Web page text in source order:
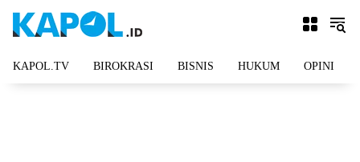
KAPOL.TV BIROKRASI BISNIS HUKUM OPINI